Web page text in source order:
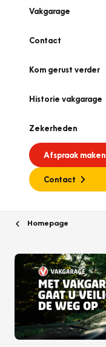
Vakgarage
Contact
Kom gerust verder
Historie vakgarage
Zekerheden
Afspraak maken
Contact
Homepage